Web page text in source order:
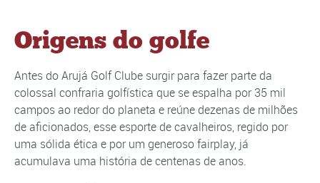
Origens do golfe
Antes do Arujá Golf Clube surgir para fazer parte da
colossal confraria golfística que se espalha por 35 mil
campos ao redor do planeta e reúne dezenas de milhões
de aficionados, esse esporte de cavalheiros, regido por
uma sólida ética e por um generoso fairplay, já
acumulava uma história de centenas de anos.